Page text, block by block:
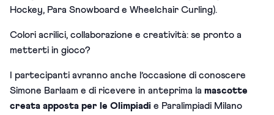
Hockey, Para Snowboard e Wheelchair Curling).
Colori acrilici, collaborazione e creatività: se pronto a
metterti in gioco?
I partecipanti avranno anche l’occasione di conoscere
Simone Barlaam e di ricevere in anteprima la mascotte
creata apposta per le Olimpiadi e Paralimpiadi Milano